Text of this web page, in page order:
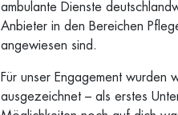
ambulante Dienste
Anbieter in den Bereichen
angewiesen sind.
Für unser Engagement wurden
ausgezeichnet – als erstes